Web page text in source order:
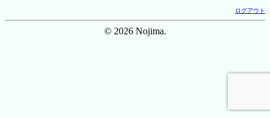
ログアウト
© 2026 Nojima.